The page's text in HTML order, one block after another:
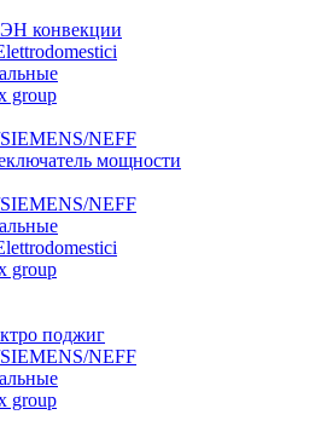
конвекции
group
NEFF
мощности
NEFF
group
поджиг
NEFF
group